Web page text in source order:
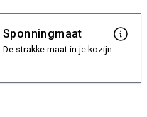
Sponningmaat
De strakke maat in je kozijn.